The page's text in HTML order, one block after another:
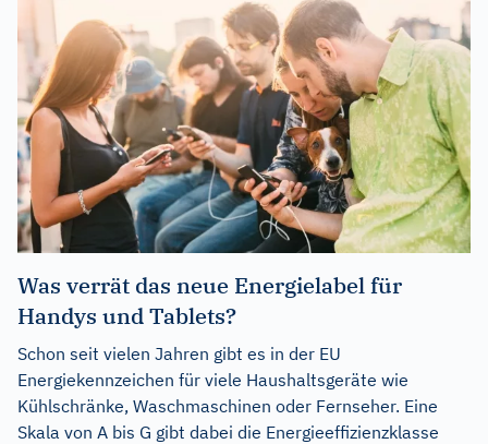
Was verrät das neue Energielabel für
Handys und Tablets?
Schon seit vielen Jahren gibt es in der EU
Energiekennzeichen für viele Haushaltsgeräte wie
Kühlschränke, Waschmaschinen oder Fernseher. Eine
Skala von A bis G gibt dabei die Energieeffizienzklasse